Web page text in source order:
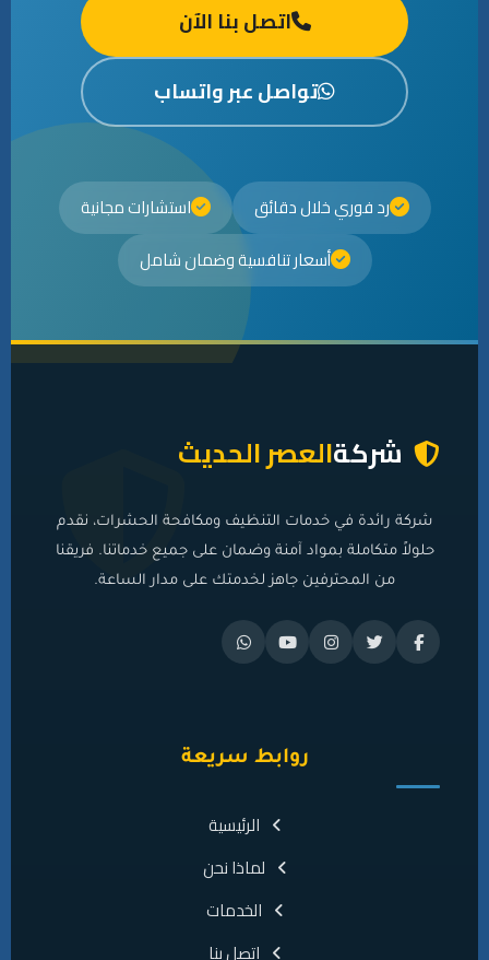
اتصل بنا الآن
تواصل عبر واتساب
رد فوري خلال دقائق
استشارات مجانية
أسعار تنافسية وضمان شامل
شركةالعصر الحديث
شركة رائدة في خدمات التنظيف ومكافحة الحشرات، نقدم
حلولاً متكاملة بمواد آمنة وضمان على جميع خدماتنا. فريقنا
من المحترفين جاهز لخدمتك على مدار الساعة.
روابط سريعة
الرئيسية
لماذا نحن
الخدمات
اتصل بنا